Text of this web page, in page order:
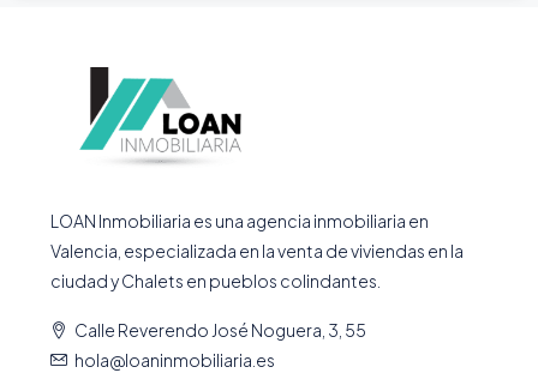
LOAN Inmobiliaria es una agencia inmobiliaria en
Valencia, especializada en la venta de viviendas en la
ciudad y Chalets en pueblos colindantes.
Calle Reverendo José Noguera, 3, 55
hola@loaninmobiliaria.es